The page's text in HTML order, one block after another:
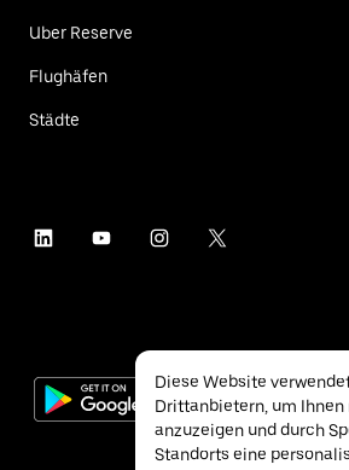
Uber Reserve
Flughäfen
Städte
Diese Website
Drittanbietern, um
anzuzeigen und durch
Standorts eine